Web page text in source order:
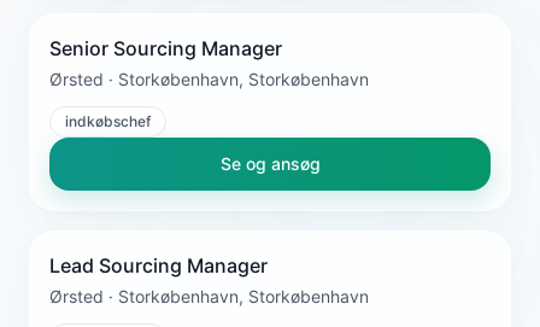
Senior Sourcing Manager
Ørsted · Storkøbenhavn, Storkøbenhavn
indkøbschef
Se og ansøg
Lead Sourcing Manager
Ørsted · Storkøbenhavn, Storkøbenhavn